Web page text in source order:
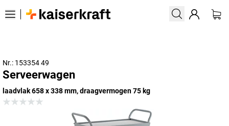
Nr.: 153354 49
Serveerwagen
laadvlak 658 x 338 mm, draagvermogen 75 kg